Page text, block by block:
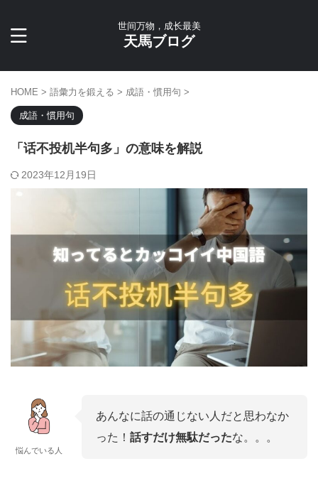
世间万物，成长最美
天馬ブログ
HOME > 語彙力を鍛える > 成語・慣用句 >
成語・慣用句
「话不投机半句多」の意味を解説
2023年12月19日
悩んでいる人
あんなに話の通じない人だと思わなか
った！ 話すだけ無駄だったな。。。